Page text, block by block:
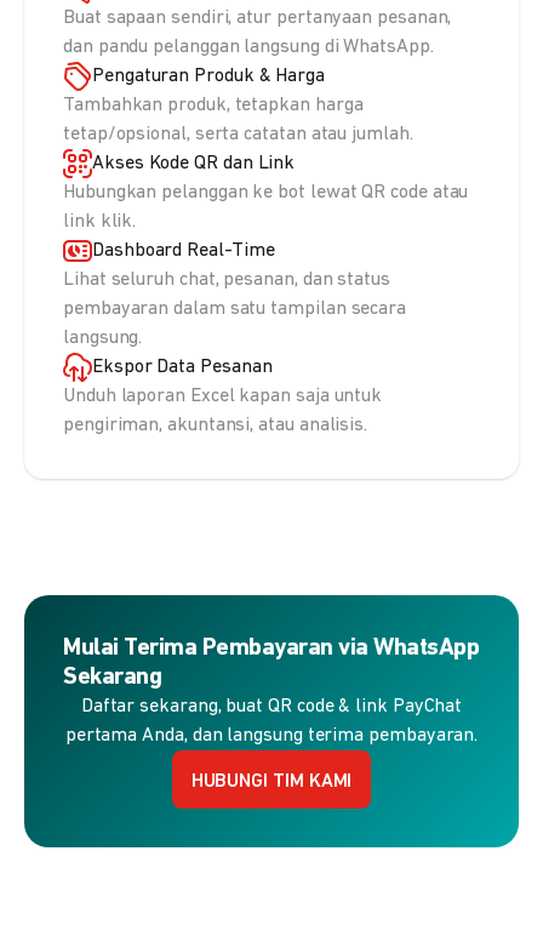
Buat sapaan sendiri, atur pertanyaan pesanan,
dan pandu pelanggan langsung di WhatsApp.
Pengaturan Produk & Harga
Tambahkan produk, tetapkan harga
tetap/opsional, serta catatan atau jumlah.
Akses Kode QR dan Link
Hubungkan pelanggan ke bot lewat QR code atau
link klik.
Dashboard Real-Time
Lihat seluruh chat, pesanan, dan status
pembayaran dalam satu tampilan secara
langsung.
Ekspor Data Pesanan
Unduh laporan Excel kapan saja untuk
pengiriman, akuntansi, atau analisis.
Mulai Terima Pembayaran via WhatsApp
Sekarang
Daftar sekarang, buat QR code & link PayChat
pertama Anda, dan langsung terima pembayaran.
HUBUNGI TIM KAMI